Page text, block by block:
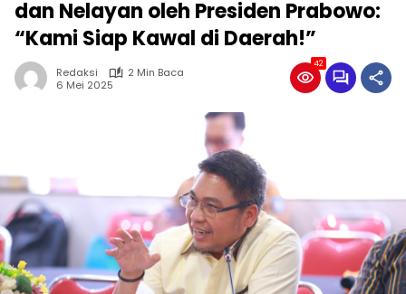
dan Nelayan oleh Presiden Prabowo:
“Kami Siap Kawal di Daerah!”
Redaksi
2 Min Baca
6 Mei 2025
42